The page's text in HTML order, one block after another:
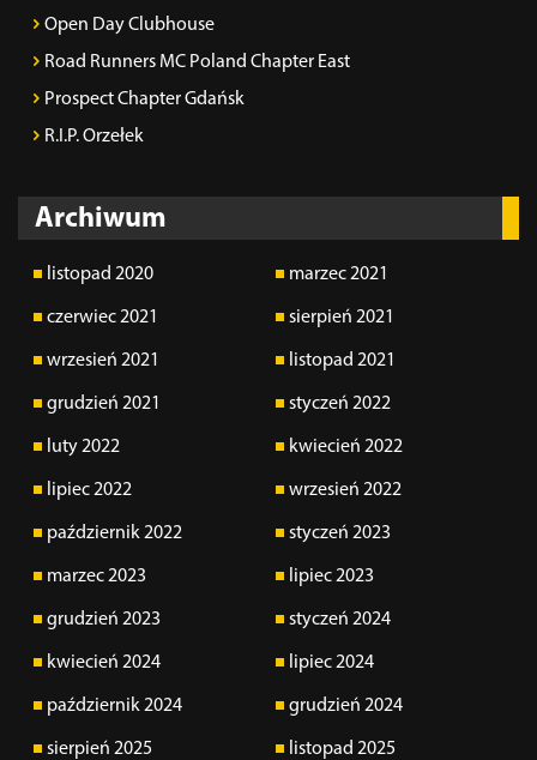
Open Day Clubhouse
Road Runners MC Poland Chapter East
Prospect Chapter Gdańsk
R.I.P. Orzełek
Archiwum
listopad 2020 marzec 2021
czerwiec 2021 sierpień 2021
wrzesień 2021 listopad 2021
grudzień 2021 styczeń 2022
luty 2022 kwiecień 2022
lipiec 2022 wrzesień 2022
październik 2022 styczeń 2023
marzec 2023 lipiec 2023
grudzień 2023 styczeń 2024
kwiecień 2024 lipiec 2024
październik 2024 grudzień 2024
sierpień 2025 listopad 2025